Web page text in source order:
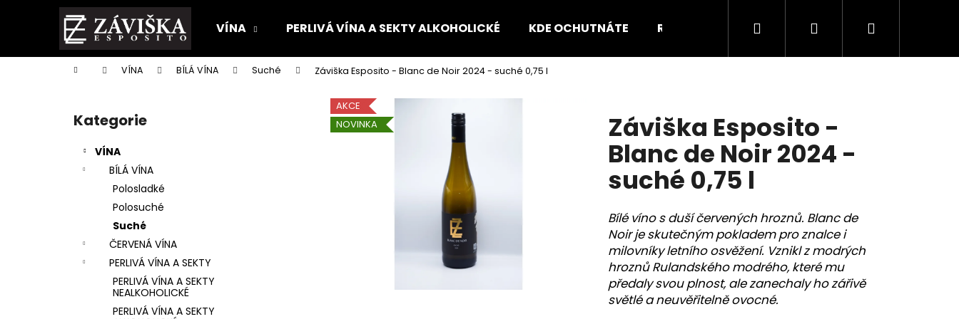
VÍNA PERLIVÁ VÍNA A SEKTY ALKOHOLICKÉ KDE OCHUTNÁTE REKLAMNÍ VÍNO-PŘEDMĚTY KONTAKTY
Hledat PřihlášeníNákupní
Domů VÍNA BÍLÁ VÍNA Suché Záviška Esposito - Blanc de Noir 2024 - suché 0,75 l
Přeskočit
kategorie
Kategorie
VÍNA
BÍLÁ VÍNA
Polosladké
Polosuché
Suché
ČERVENÁ VÍNA
PERLIVÁ VÍNA A SEKTY
PERLIVÁ VÍNA A SEKTY
NEALKOHOLICKÉ
PERLIVÁ VÍNA A SEKTY
Záviška Esposito -
Blanc de Noir 2024 -
suché 0,75 l
Bílé víno s duší červených hroznů. Blanc de
Noir je skutečným pokladem pro znalce i
milovníky letního osvěžení. Vznikl z modrých
hroznů Rulandského modrého, které mu
předaly svou plnost, ale zanechaly ho zářivě
světlé a neuvěřitelně ovocné.
AKCE
NOVINKA
í
Zpět
do
Zpět
do
Co potřebujete najít?
Doporučujeme
Následující